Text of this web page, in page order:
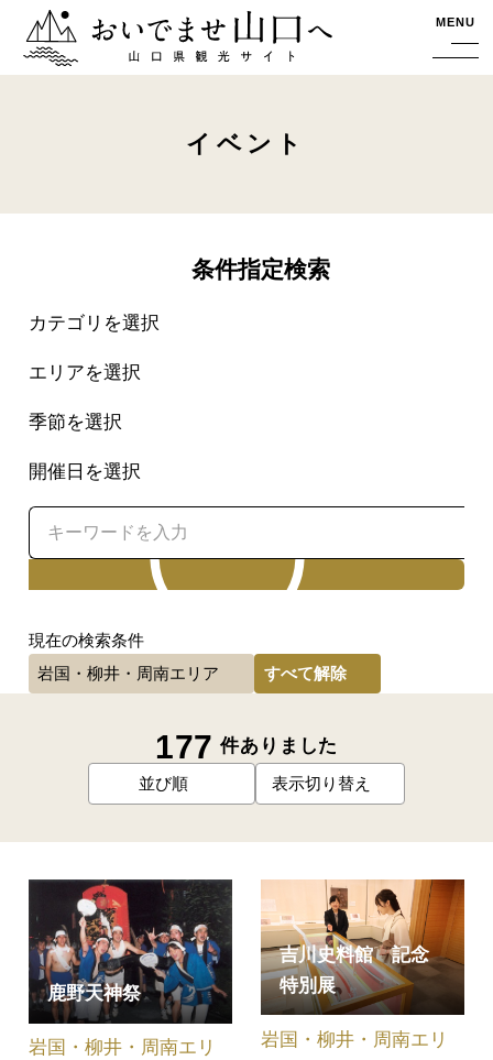
おいでませ山口へー山口県観光サイト MENU
イベント
条件指定検索
カテゴリを選択
エリアを選択
季節を選択
開催日を選択
現在の検索条件
岩国・柳井・周南エリア
すべて解除
177 件ありました
並び順 表示切り替え
鹿野天神祭
岩国・柳井・周南エリ
吉川史料館 記念
特別展
岩国・柳井・周南エリ